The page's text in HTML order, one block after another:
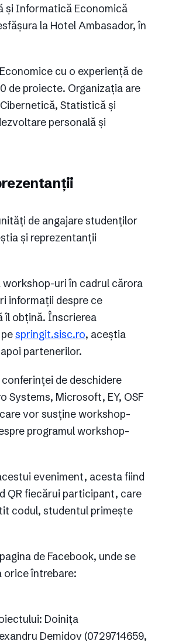
și Informatică Economică
la Hotel Ambasador, în
cu o experiență de
de proiecte. Organizația are
Statistică și
personală și
de angajare studenților
și reprezentanții
uri în cadrul cărora
informații despre ce
îl obțină. Înscrierea
springit.sisc.ro, aceștia
partenerilor.
de deschidere
Systems, Microsoft, EY, OSF
vor susține workshop-
programul workshop-
eveniment, acesta fiind
QR fiecărui participant, care
codul, studentul primește
de Facebook, unde se
orice întrebare:
Doinița
Demidov (0729714659,